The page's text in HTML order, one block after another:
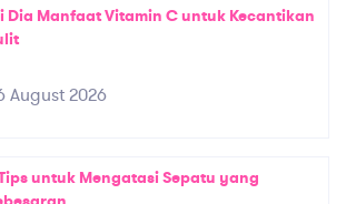
Dia Manfaat Vitamin C untuk Kecantikan
August 2026
untuk Mengatasi Sepatu yang